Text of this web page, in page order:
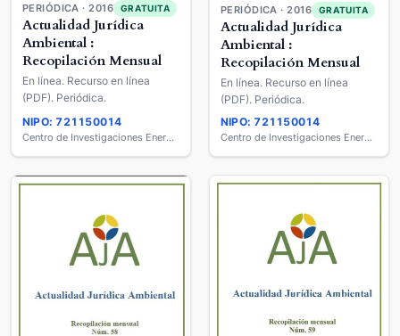
PERIÓDICA · 2016 GRATUITA
Actualidad Jurídica
Ambiental :
Recopilación Mensual
En línea. Recurso en línea
(PDF). Periódica.
NIPO: 721150014
Centro de Investigaciones Energéticas, Medio Ambientales y Tecnológicas (CIEMAT)
PERIÓDICA · 2016 GRATUITA
Actualidad Jurídica
Ambiental :
Recopilación Mensual
En línea. Recurso en línea
(PDF). Periódica.
NIPO: 721150014
Centro de Investigaciones Energéticas, Medio Ambientales y Tecnológicas (CIEMAT)